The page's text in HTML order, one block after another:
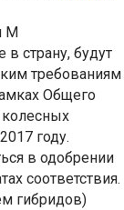
M
страну, будут
требованиям
Общего
колесных
году.
в одобрении
соответствия.
гибридов)